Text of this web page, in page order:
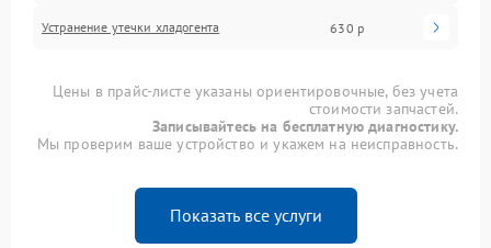
Устранение утечки хладогента 630 р
Цены в прайс-листе указаны ориентировочные, без учета
стоимости запчастей.
Записывайтесь на бесплатную диагностику.
Мы проверим ваше устройство и укажем на неисправность.
Показать все услуги